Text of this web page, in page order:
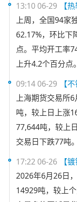
13:10 06-29
【
上周，全国94家
62.17%，环比下
点。平均开工率
上升4.2个百分点。
09:14 06-29
【
上海期货交易所
吨，较上日上涨
77,644吨，较上
交易日下跌77吨。
17:22 06-26
【
2026年6月26日
14929吨，较上